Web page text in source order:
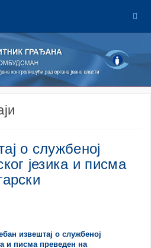
о службеној
језика и писма